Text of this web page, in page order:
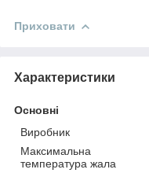
Приховати
Характеристики
Основні
Виробник
Максимальна
температура жала